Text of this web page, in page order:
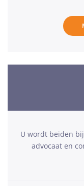
U wordt beiden
advocaat en